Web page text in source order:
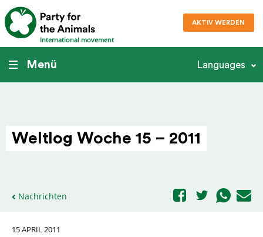
International movement
AKTIV WERDEN
Menü Languages
Weltlog Woche 15 – 2011
Nachrichten
15 APRIL 2011